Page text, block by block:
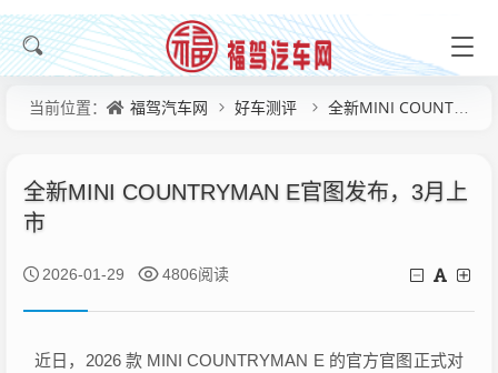
当前位置： 福驾汽车网 好车测评 全新MINI COUNTRYMAN E官图发布，3月上市
全新MINI COUNTRYMAN E官图发布，3月上
市
2026-01-29 4806阅读
近日，2026 款 MINI COUNTRYMAN E 的官方官图正式对